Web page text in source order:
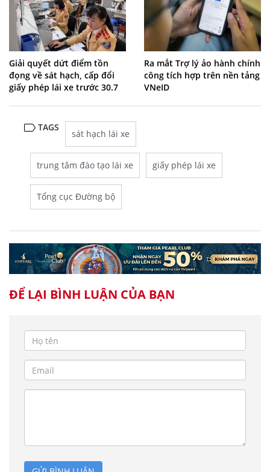
Giải quyết dứt điểm tồn
đọng về sát hạch, cấp đổi
giấy phép lái xe trước 30.7
Ra mắt Trợ lý ảo hành chính
công tích hợp trên nền tảng
VNeID
TAGS
sát hạch lái xe
trung tâm đào tạo lái xe giấy phép lái xe
Tổng cục Đường bộ
ĐỂ LẠI BÌNH LUẬN CỦA BẠN